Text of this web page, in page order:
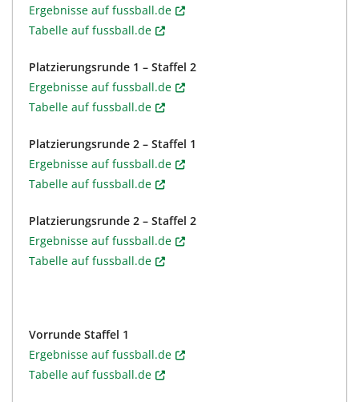
Ergebnisse auf fussball.de
Tabelle auf fussball.de
Platzierungsrunde 1 – Staffel 2
Ergebnisse auf fussball.de
Tabelle auf fussball.de
Platzierungsrunde 2 – Staffel 1
Ergebnisse auf fussball.de
Tabelle auf fussball.de
Platzierungsrunde 2 – Staffel 2
Ergebnisse auf fussball.de
Tabelle auf fussball.de
Vorrunde Staffel 1
Ergebnisse auf fussball.de
Tabelle auf fussball.de